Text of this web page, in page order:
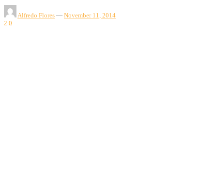
Alfredo Flores — November 11, 2014
2 0